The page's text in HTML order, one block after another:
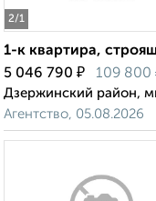
2/1
1-к квартира,
5 046 790 ₽ 109 800
Дзержинский район,
Агентство, 05.08.2026